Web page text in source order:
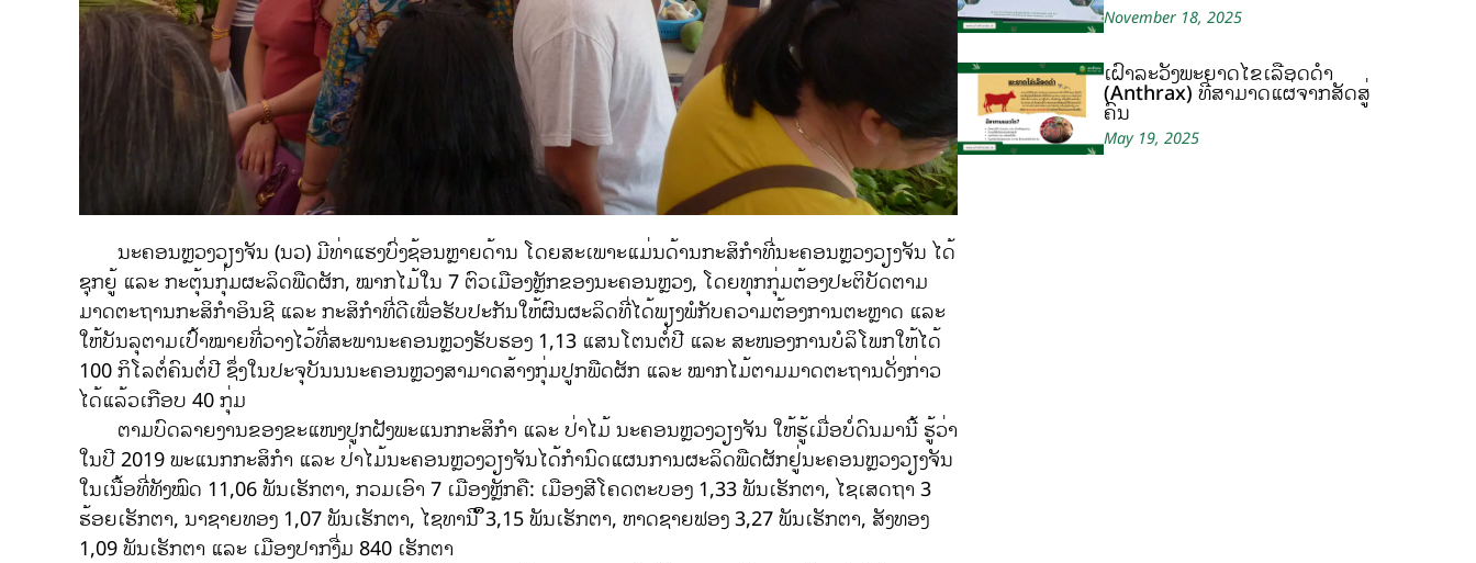
ນະຄອນຫຼວງວຽງຈັນ (ນວ) ມີທ່າແຮງບົ່ງຊ້ອນຫຼາຍດ້ານ ໂດຍສະເພາະແມ່ນດ້ານກະສິກຳທີ່ນະຄອນຫຼວງວຽງຈັນ ໄດ້
ຊຸກຍູ້ ແລະ ກະຕຸ້ນກຸ່ມຜະລິດພືດຜັກ, ໝາກໄມ້ໃນ 7 ຕົວເມືອງຫຼັກຂອງນະຄອນຫຼວງ, ໂດຍທຸກກຸ່ມຕ້ອງປະຕິບັດຕາມ
ມາດຕະຖານກະສິກຳອິນຊີ ແລະ ກະສິກຳທີ່ດີເພື່ອຮັບປະກັນໃຫ້ຜົນຜະລິດທີ່ໄດ້ພຽງພໍກັບຄວາມຕ້ອງການຕະຫຼາດ ແລະ
ໃຫ້ບັນລຸຕາມເປົ້າໝາຍທີ່ວາງໄວ້ທີ່ສະພານະຄອນຫຼວງຮັບຮອງ 1,13 ແສນໂຕນຕໍ່ປີ ແລະ ສະໜອງການບໍລິໂພກໃຫ້ໄດ້
100 ກິໂລຕໍ່ຄົນຕໍ່ປີ ຊຶ່ງໃນປະຈຸບັນນນະຄອນຫຼວງສາມາດສ້າງກຸ່ມປູກພືດຜັກ ແລະ ໝາກໄມ້ຕາມມາດຕະຖານດັ່ງກ່າວ
ໄດ້ແລ້ວເກືອບ 40 ກຸ່ມ
ຕາມບົດລາຍງານຂອງຂະແໜງປູກຝັງພະແນກກະສິກຳ ແລະ ປ່າໄມ້ ນະຄອນຫຼວງວຽງຈັນ ໃຫ້ຮູ້ເມື່ອບໍ່ດົນມານີ້ ຮູ້ວ່າ
ໃນປີ 2019 ພະແນກກະສິກຳ ແລະ ປ່າໄມ້ນະຄອນຫຼວງວຽງຈັນໄດ້ກຳນົດແຜນການຜະລິດພືດຜັກຢູ່ນະຄອນຫຼວງວຽງຈັນ
ໃນເນື້ອທີ່ທັງໝົດ 11,06 ພັນເຮັກຕາ, ກວມເອົາ 7 ເມືອງຫຼັກຄື: ເມືອງສີໂຄດຕະບອງ 1,33 ພັນເຮັກຕາ, ໄຊເສດຖາ 3
ຮ້ອຍເຮັກຕາ, ນາຊາຍທອງ 1,07 ພັນເຮັກຕາ, ໄຊທານີ ຶ3,15 ພັນເຮັກຕາ, ຫາດຊາຍຟອງ 3,27 ພັນເຮັກຕາ, ສັງທອງ
1,09 ພັນເຮັກຕາ ແລະ ເມືອງປາກງື່ມ 840 ເຮັກຕາ
November 18, 2025
ເຝົ້າລະວັງພະຍາດໄຂ້ເລືອດດຳ
(Anthrax) ທີ່ສາມາດແຜ່ຈາກສັດສູ່
ຄົນ
May 19, 2025